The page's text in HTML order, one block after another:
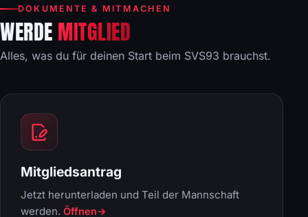
DOKUMENTE & MITMACHEN
WERDEMITGLIED
Alles, was du für deinen Start beim SVS93 brauchst.
Mitgliedsantrag
Jetzt herunterladen und Teil der Mannschaft
werden. Öffnen